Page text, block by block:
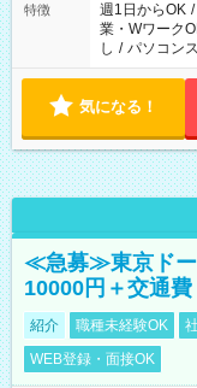
特徴 週1日からOK /
業・Wワーク
し / パソコン
気になる！
≪急募≫東京ドー
10000円＋交通費
紹介 職種未経験OK
WEB登録・面接OK